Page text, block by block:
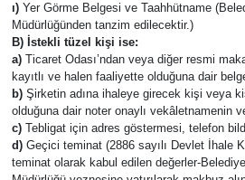
ı) Yer Görme Belgesi ve Taahhütname
Müdürlüğünden tanzim edilecektir.)
B) İstekli tüzel kişi ise:
a)Ticaret Odası’ndan veya diğer resmi
kayıtlı ve halen faaliyette olduğuna dair
b)Şirketin adına ihaleye girecek kişi veya
olduğuna dair noter onaylı vekâletnamenin
c)Tebligat için adres göstermesi, telefon
d)Geçici teminat (2886 sayılı Devlet İhale
teminat olarak kabul edilen değerler-